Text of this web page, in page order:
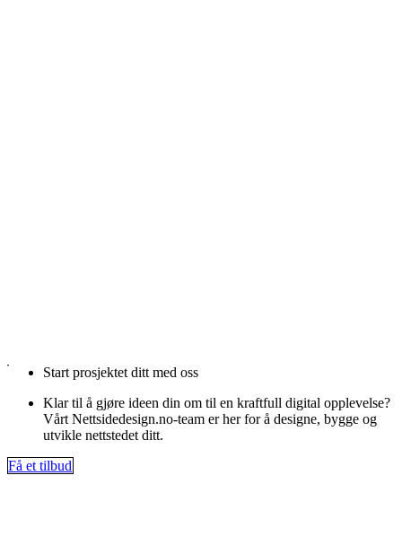
Start prosjektet ditt med oss
Klar til å gjøre ideen din om til en kraftfull digital opplevelse?
Vårt Nettsidedesign.no-team er her for å designe, bygge og
utvikle nettstedet ditt.
Få et tilbud